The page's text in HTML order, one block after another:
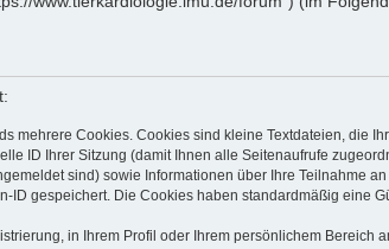
mehrere Cookies. Cookies sind kleine Textdateien, die
ID Ihrer Sitzung (damit Ihnen alle Seitenaufrufe
sind) sowie Informationen über Ihre Teilnahme
ID gespeichert. Die Cookies haben standardmäßig eine
in Ihrem Profil oder Ihrem persönlichem Bereich